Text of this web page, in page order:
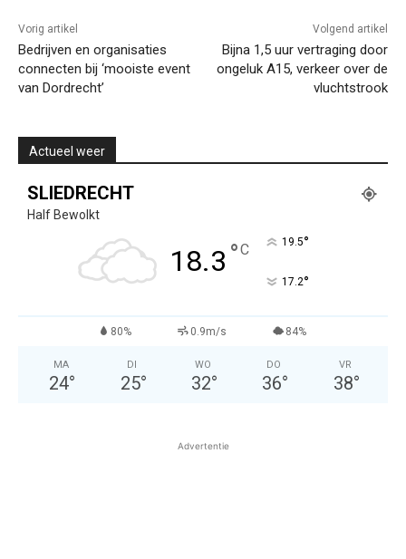
Vorig artikel
Bedrijven en organisaties
connecten bij ‘mooiste event
van Dordrecht’
Volgend artikel
Bijna 1,5 uur vertraging door
ongeluk A15, verkeer over de
vluchtstrook
Actueel weer
SLIEDRECHT
Half Bewolkt
18.3 °C 19.5°
17.2°
80% 0.9m/s 84%
MA
24°
DI
25°
WO
32°
DO
36°
VR
38°
Advertentie